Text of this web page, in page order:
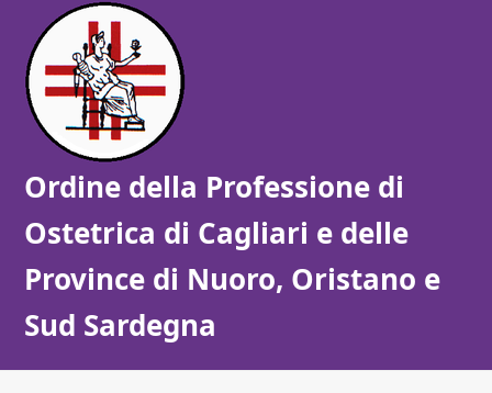
Ordine della Professione di
Ostetrica di Cagliari e delle
Province di Nuoro, Oristano e
Sud Sardegna